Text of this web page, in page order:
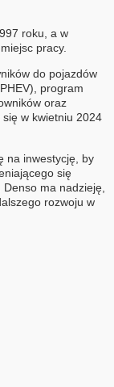
roku, a w
pracy.
do pojazdów
program
oraz
w kwietniu 2024
na inwestycję, by
się
ma nadzieję,
rozwoju w